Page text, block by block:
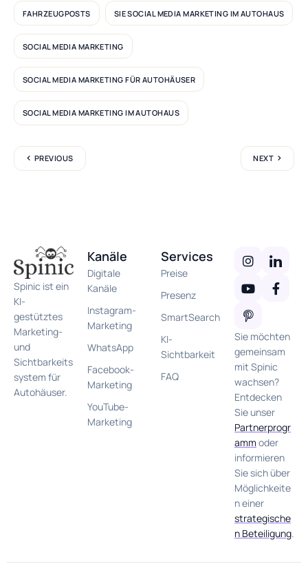
FAHRZEUGPOSTS SIE SOCIAL MEDIA MARKETING IM AUTOHAUS
SOCIAL MEDIA MARKETING
SOCIAL MEDIA MARKETING FÜR AUTOHÄUSER
SOCIAL MEDIA MARKETING IM AUTOHAUS
PREVIOUS NEXT
Spinic ist ein
KI-
gestütztes
Marketing-
und
Sichtbarkeits
system für
Autohäuser.
Kanäle
Digitale
Kanäle
Instagram-
Marketing
WhatsApp
Facebook-
Marketing
YouTube-
Marketing
Services
Preise
Presenz
SmartSearch
KI-
Sichtbarkeit
FAQ
Sie möchten
gemeinsam
mit Spinic
wachsen?
Entdecken
Sie unser
Partnerprogr
amm oder
informieren
Sie sich über
Möglichkeite
n einer
strategische
n Beteiligung.